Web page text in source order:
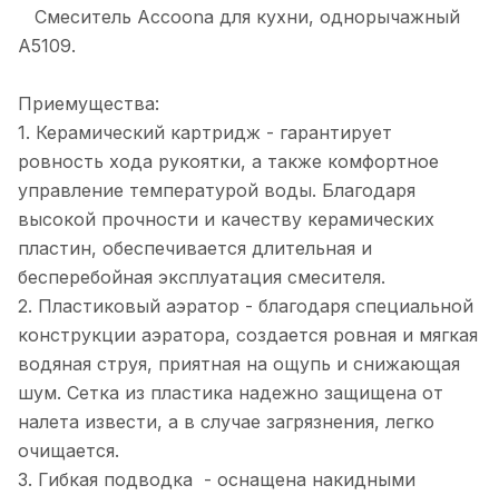
Смеситель Accoona для кухни, однорычажный
A5109.
Приемущества:
1. Керамический картридж - гарантирует
ровность хода рукоятки, а также комфортное
управление температурой воды. Благодаря
высокой прочности и качеству керамических
пластин, обеспечивается длительная и
бесперебойная эксплуатация смесителя.
2. Пластиковый аэратор - благодаря специальной
конструкции аэратора, создается ровная и мягкая
водяная струя, приятная на ощупь и снижающая
шум. Сетка из пластика надежно защищена от
налета извести, а в случае загрязнения, легко
очищается.
3. Гибкая подводка - оснащена накидными